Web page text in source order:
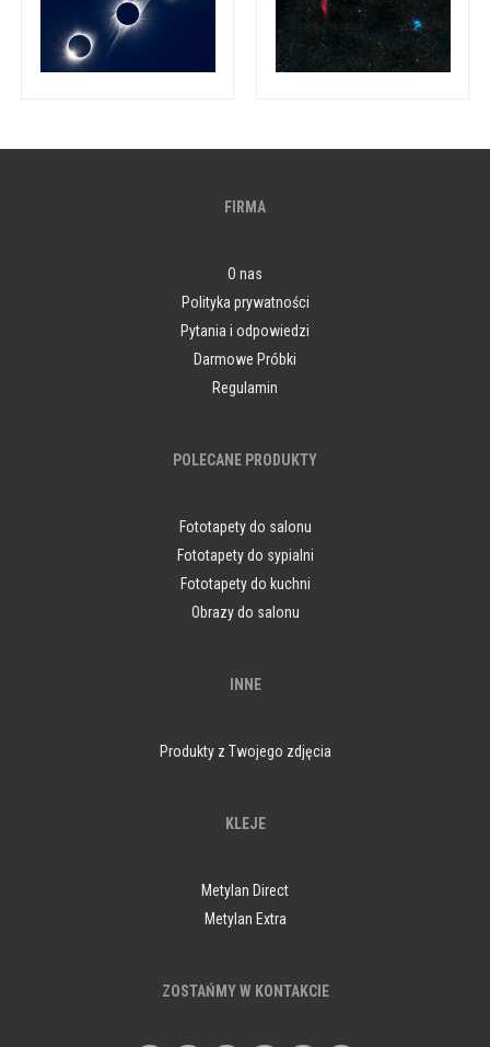
FIRMA
O nas
Polityka prywatności
Pytania i odpowiedzi
Darmowe Próbki
Regulamin
POLECANE PRODUKTY
Fototapety do salonu
Fototapety do sypialni
Fototapety do kuchni
Obrazy do salonu
INNE
Produkty z Twojego zdjęcia
KLEJE
Metylan Direct
Metylan Extra
ZOSTAŃMY W KONTAKCIE